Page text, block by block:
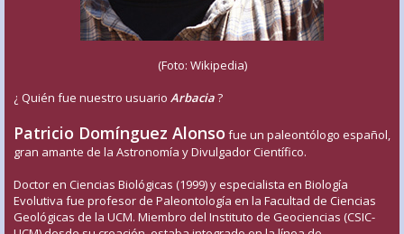
(Foto: Wikipedia)
¿ Quién fue nuestro usuario Arbacia?
Patricio Domínguez Alonso fue un paleontólogo español,
gran amante de la Astronomía y Divulgador Científico.
Doctor en Ciencias Biológicas (1999) y especialista en Biología
Evolutiva fue profesor de Paleontología en la Facultad de Ciencias
Geológicas de la UCM. Miembro del Instituto de Geociencias (CSIC-